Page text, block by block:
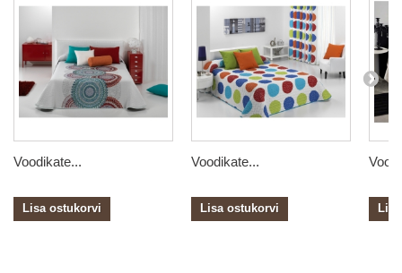
Voodikate...
Lisa ostukorvi
Voodikate...
Lisa ostukorvi